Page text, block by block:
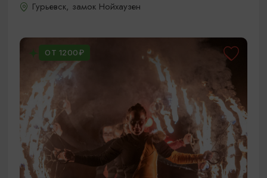
Гурьевск, замок Нойхаузен
ОТ 1200₽